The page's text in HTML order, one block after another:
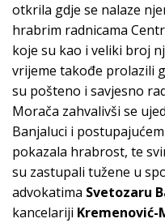
otkrila gdje se nalaze
hrabrim radnicama
koje su kao i veliki broj
vrijeme takođe prolazili
su pošteno i savjesno
Morača zahvalivši se
Banjaluci i
pokazala hrabrost, te
su zastupali tužene u
advokatima Svetozaru
kancelariji